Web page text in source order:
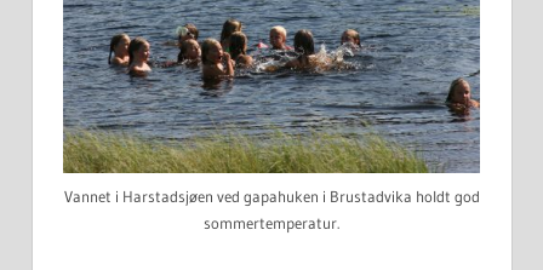
Vannet i Harstadsjøen ved gapahuken i Brustadvika holdt god
sommertemperatur.